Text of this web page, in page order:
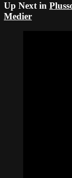
Up Next in
Medier